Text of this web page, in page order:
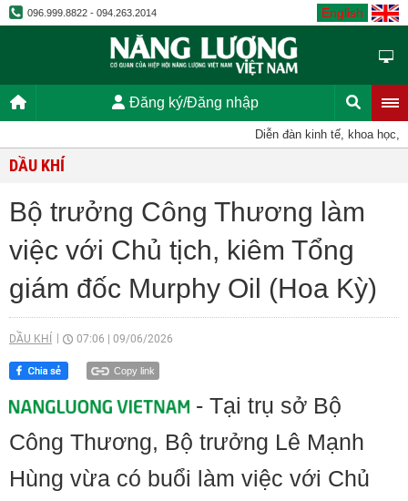
096.999.8822 - 094.263.2014 English
Đăng ký/Đăng nhập
Diễn đàn kinh tế, khoa học, kỹ
DẦU KHÍ
Bộ trưởng Công Thương làm
việc với Chủ tịch, kiêm Tổng
giám đốc Murphy Oil (Hoa Kỳ)
DẦU KHÍ 07:06 09/06/2026
Copy link
- Tại trụ sở Bộ
Công Thương, Bộ trưởng Lê Mạnh
Hùng vừa có buổi làm việc với Chủ